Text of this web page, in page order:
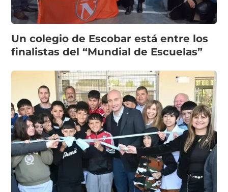
Un colegio de Escobar está entre los
finalistas del “Mundial de Escuelas”